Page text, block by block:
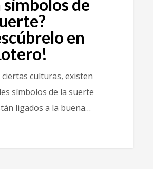
símbolos de
en
ciertas culturas, existen
símbolos de la suerte
ligados a la buena…